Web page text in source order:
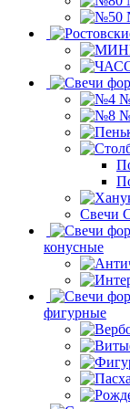
Свечи
конусные
фигурные